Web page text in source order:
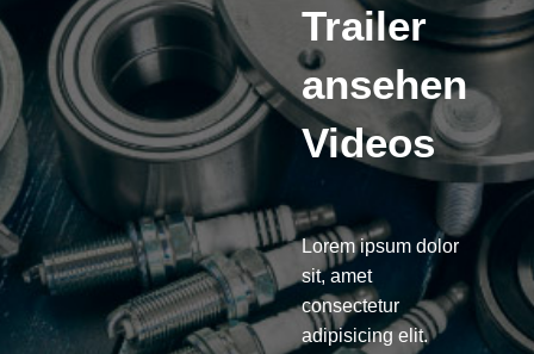
Trailer
ansehen
Videos
Lorem ipsum dolor
sit, amet
consectetur
adipisicing elit.